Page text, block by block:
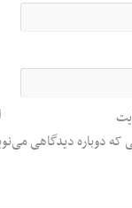
که دوباره دیدگاهی